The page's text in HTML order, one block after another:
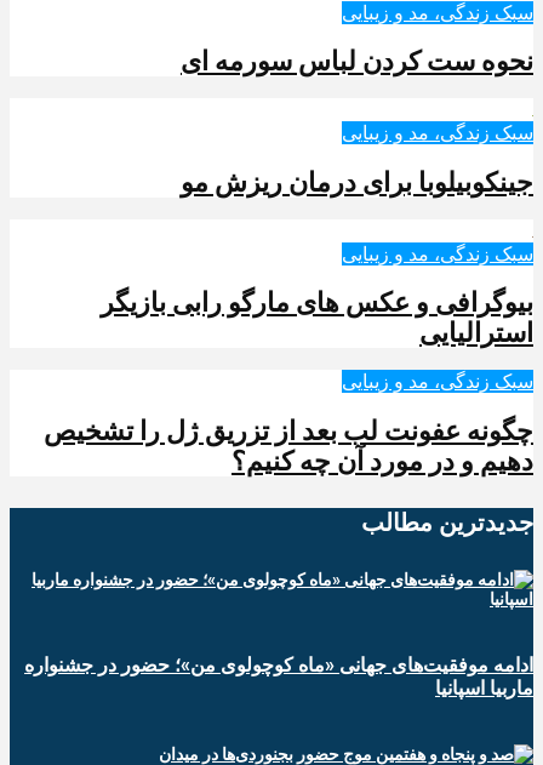
سبک زندگی، مد و زیبایی
نحوه ست کردن لباس سورمه ای
سبک زندگی، مد و زیبایی
جینکوبیلوبا برای درمان ریزش مو
سبک زندگی، مد و زیبایی
بیوگرافی و عکس های مارگو رابی بازیگر
استرالیایی
سبک زندگی، مد و زیبایی
چگونه عفونت لب بعد از تزریق ژل را تشخیص
دهیم و در مورد آن چه کنیم؟
جدیدترین‌ مطالب
ادامه موفقیت‌های جهانی «ماه کوچولوی من»؛ حضور در جشنواره
ماربیا اسپانیا